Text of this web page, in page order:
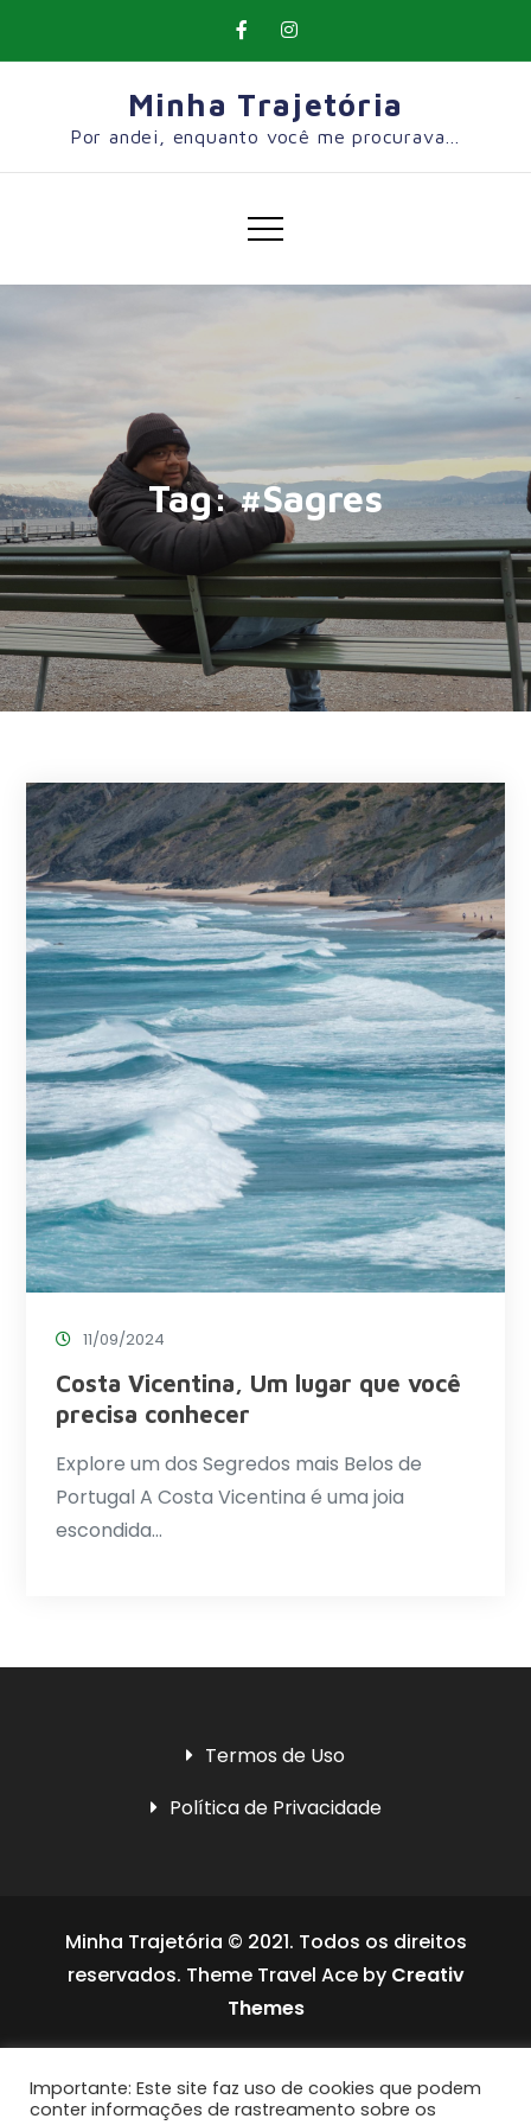
Minha Trajetória
Por andei, enquanto você me procurava…
Tag:#Sagres
11/09/2024
Costa Vicentina, Um lugar que você
precisa conhecer
Explore um dos Segredos mais Belos de
Portugal A Costa Vicentina é uma joia
escondida…
Termos de Uso
Política de Privacidade
Minha Trajetória © 2021. Todos os direitos
reservados. Theme Travel Ace by Creativ
Themes
Importante: Este site faz uso de cookies que podem
conter informações de rastreamento sobre os
UltimatelySocial